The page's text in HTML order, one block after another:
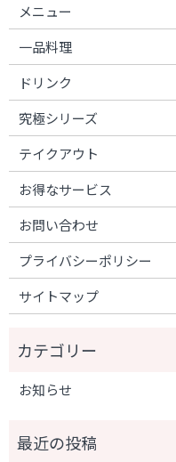
メニュー
一品料理
ドリンク
究極シリーズ
テイクアウト
お得なサービス
お問い合わせ
プライバシーポリシー
サイトマップ
お知らせ